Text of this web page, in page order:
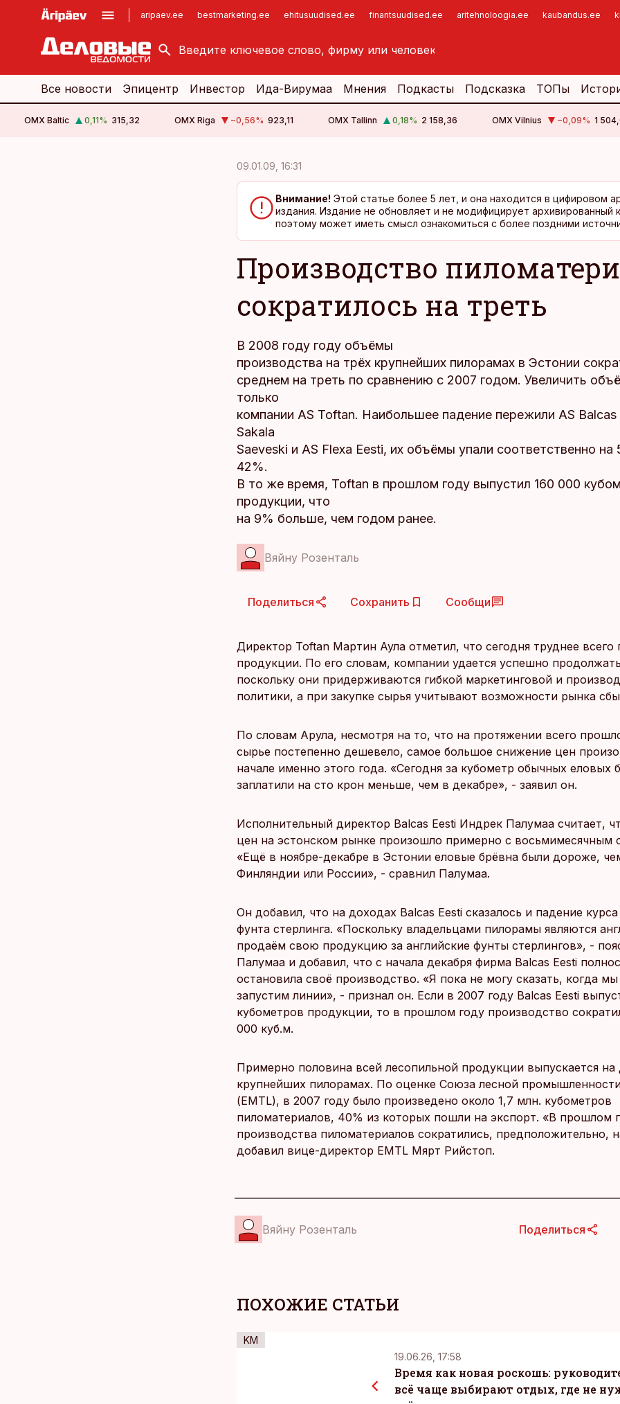
aripaev.ee bestmarketing.ee ehitusuudised.ee finantsuudised.ee aritehnoloogia.ee kaubandus.ee
kinnisvarauudised.ee
logistikauudised.ee
imelineajalugu.ee
Все новости Эпицентр Инвестор Ида-Вирумаа Мнения Подкасты Подсказка ТОПы
OMX Baltic 0,11% 315,32 OMX Riga −0,56% 923,11 OMX Tallinn 0,18% 2 158,36 OMX Vilnius −0,09% 1
09.01.09, 16:31
Внимание! Этой статье более 5 лет, и она находится в цифировом
издания. Издание не обновляет и не модифицирует архивированный
поэтому может иметь смысл ознакомиться с более поздними
Производство
сократилось на треть
В 2008 году году объёмы
производства на трёх крупнейших пилорамах в Эстонии
среднем на треть по сравнению с 2007 годом. Увеличить
только
компании AS Toftan. Наибольшее падение пережили AS Balcas
Sakala
Saeveski и AS Flexa Eesti, их объёмы упали соответственно на
42%.
В то же время, Toftan в прошлом году выпустил 160 000
продукции, что
на 9% больше, чем годом ранее.
Вяйну Розенталь
Поделиться Сохранить Сообщи
Директор Toftan Мартин Аула отметил, что сегодня труднее всего
продукции. По его словам, компании удается успешно
поскольку они придерживаются гибкой маркетинговой и
политики, а при закупке сырья учитывают возможности рынка
По словам Арула, несмотря на то, что на протяжении всего
сырье постепенно дешевело, самое большое снижение цен
начале именно этого года. «Сегодня за кубометр обычных еловых
заплатили на сто крон меньше, чем в декабре», - заявил он.
Исполнительный директор Balcas Eesti Индрек Палумаа считает,
цен на эстонском рынке произошло примерно с восьмимесячным
«Ещё в ноябре-декабре в Эстонии еловые брёвна были дороже,
Финляндии или России», - сравнил Палумаа.
Он добавил, что на доходах Balcas Eesti сказалось и падение курса
фунта стерлинга. «Поскольку владельцами пилорамы являются
продаём свою продукцию за английские фунты стерлингов», -
Палумаа и добавил, что с начала декабря фирма Balcas Eesti
остановила своё производство. «Я пока не могу сказать, когда
запустим линии», - признал он. Если в 2007 году Balcas Eesti
кубометров продукции, то в прошлом году производство
000 куб.м.
Примерно половина всей лесопильной продукции выпускается на
крупнейших пилорамах. По оценке Союза лесной
(EMTL), в 2007 году было произведено около 1,7 млн. кубометров
пиломатериалов, 40% из которых пошли на экспорт. «В прошлом
производства пиломатериалов сократились, предположительно,
добавил вице-директор EMTL Мярт Рийстоп.
Вяйну Розенталь Поделиться
ПОХОЖИЕ СТАТЬИ
KM
19.06.26, 17:58
Время как новая роскошь:
всё чаще выбирают отдых, где не